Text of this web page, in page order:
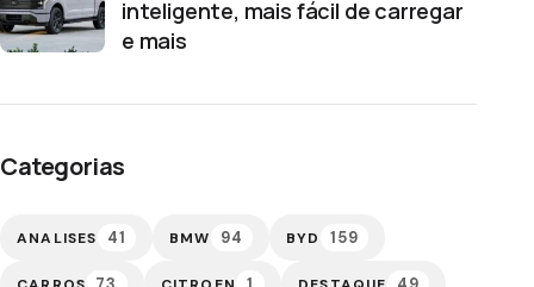
inteligente, mais fácil de carregar
e mais
Categorias
ANALISES 41 BMW 94 BYD 159